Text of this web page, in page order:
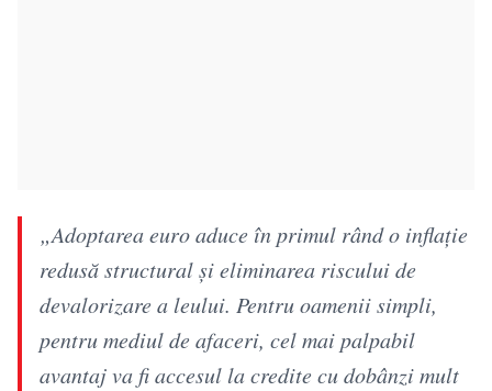
„Adoptarea euro aduce în primul rând o inflație
redusă structural și eliminarea riscului de
devalorizare a leului. Pentru oamenii simpli,
pentru mediul de afaceri, cel mai palpabil
avantaj va fi accesul la credite cu dobânzi mult